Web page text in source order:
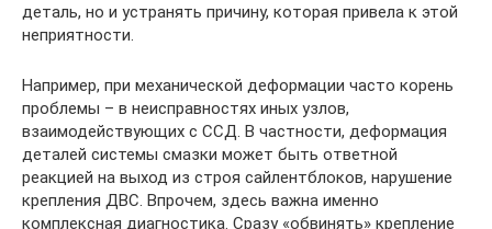
деталь, но и устранять причину, которая привела к этой
неприятности.
Например, при механической деформации часто корень
проблемы – в неисправностях иных узлов,
взаимодействующих с ССД. В частности, деформация
деталей системы смазки может быть ответной
реакцией на выход из строя сайлентблоков, нарушение
крепления ДВС. Впрочем, здесь важна именно
комплексная диагностика. Сразу «обвинять» крепление